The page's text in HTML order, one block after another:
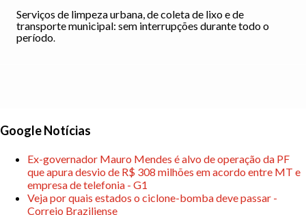
Serviços de limpeza urbana, de coleta de lixo e de
transporte municipal: sem interrupções durante todo o
período.
Google Notícias
Ex-governador Mauro Mendes é alvo de operação da PF
que apura desvio de R$ 308 milhões em acordo entre MT e
empresa de telefonia - G1
Veja por quais estados o ciclone-bomba deve passar -
Correio Braziliense